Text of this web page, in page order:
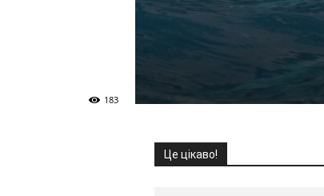
183
Це цікаво!